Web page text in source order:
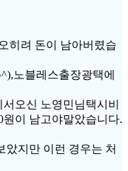
히려 돈이 남아버렸습
노블레스출장광택에
오신 노영민님택시비
원이 남고야말았습니다.
았지만 이런 경우는 처